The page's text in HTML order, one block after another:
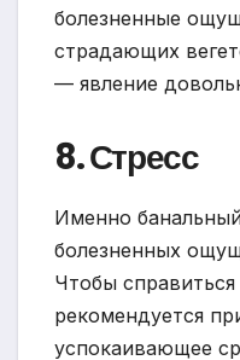
болезненные
страдающих
— явление
8. Стресс
Именно
болезненных
Чтобы
рекомендуется
успокаивающее